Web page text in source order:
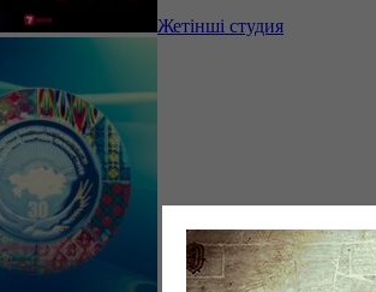
Жетінші студия